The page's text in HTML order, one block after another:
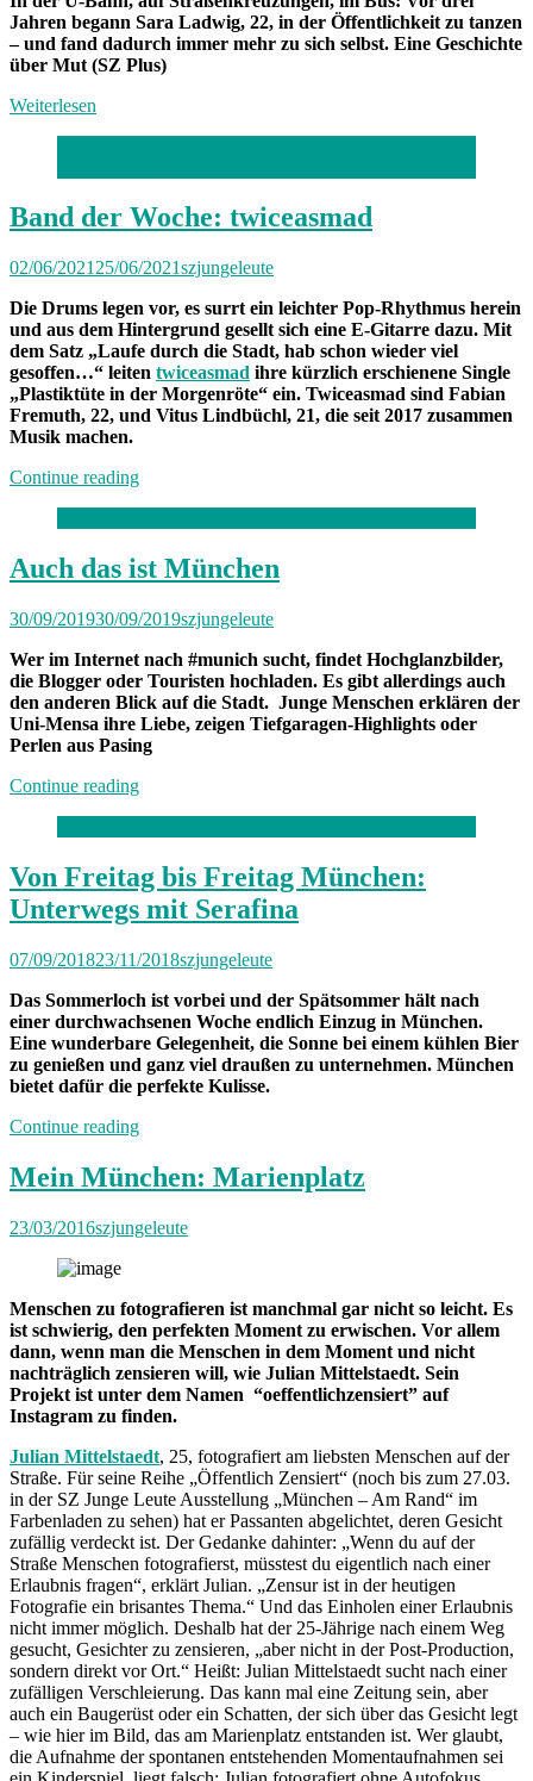
Jahren begann Sara Ladwig, 22, in der Öffentlichkeit zu tanzen
– und fand dadurch immer mehr zu sich selbst. Eine Geschichte
über Mut (SZ Plus)
Weiterlesen
Band der Woche: twiceasmad
02/06/2021 25/06/2021szjungeleute
Die Drums legen vor, es surrt ein leichter Pop-Rhythmus herein
und aus dem Hintergrund gesellt sich eine E-Gitarre dazu. Mit
dem Satz „Laufe durch die Stadt, hab schon wieder viel
gesoffen…“ leiten twiceasmad ihre kürzlich erschienene Single
„Plastiktüte in der Morgenröte“ ein. Twiceasmad sind Fabian
Fremuth, 22, und Vitus Lindbüchl, 21, die seit 2017 zusammen
Musik machen.
Continue reading„Band
Auch das ist München
30/09/201930/09/2019szjungeleute
Wer im Internet nach #munich sucht, findet Hochglanzbilder,
die Blogger oder Touristen hochladen. Es gibt allerdings auch
den anderen Blick auf die Stadt. Junge Menschen erklären der
Uni-Mensa ihre Liebe, zeigen Tiefgaragen-Highlights oder
Perlen aus Pasing
Continue reading„Auch
Von Freitag bis Freitag München:
Unterwegs mit Serafina
07/09/201823/11/2018szjungeleute
Das Sommerloch ist vorbei und der Spätsommer hält nach
einer durchwachsenen Woche endlich Einzug in München.
Eine wunderbare Gelegenheit, die Sonne bei einem kühlen Bier
zu genießen und ganz viel draußen zu unternehmen. München
bietet dafür die perfekte Kulisse.
Continue reading„Von
bis
Freitag
Unterwegs
Mein München: Marienplatz
23/03/2016szjungeleute
Menschen zu fotografieren ist manchmal gar nicht so leicht. Es
ist schwierig, den perfekten Moment zu erwischen. Vor allem
dann, wenn man die Menschen in dem Moment und nicht
nachträglich zensieren will, wie Julian Mittelstaedt. Sein
Projekt ist unter dem Namen “oeffentlichzensiert” auf
Instagram zu finden.
Julian Mittelstaedt, 25, fotografiert am liebsten Menschen auf der
Straße. Für seine Reihe „Öffentlich Zensiert“ (noch bis zum 27.03.
in der SZ Junge Leute Ausstellung „München – Am Rand“ im
Farbenladen zu sehen) hat er Passanten abgelichtet, deren Gesicht
zufällig verdeckt ist. Der Gedanke dahinter: „Wenn du auf der
Straße Menschen fotografierst, müsstest du eigentlich nach einer
Erlaubnis fragen“, erklärt Julian. „Zensur ist in der heutigen
Fotografie ein brisantes Thema.“ Und das Einholen einer Erlaubnis
nicht immer möglich. Deshalb hat der 25-Jährige nach einem Weg
gesucht, Gesichter zu zensieren, „aber nicht in der Post-Production,
sondern direkt vor Ort.“ Heißt: Julian Mittelstaedt sucht nach einer
zufälligen Verschleierung. Das kann mal eine Zeitung sein, aber
auch ein Baugerüst oder ein Schatten, der sich über das Gesicht legt
– wie hier im Bild, das am Marienplatz entstanden ist. Wer glaubt,
die Aufnahme der spontanen entstehenden Momentaufnahmen sei